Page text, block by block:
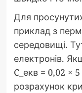
Для
приклад з
середовищі.
електронів.
C_екв = 0,02 ×
розрахунок